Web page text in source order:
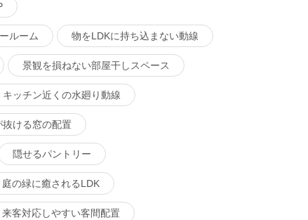
ルーム 物をLDKに持ち込まない動線
景観を損ねない部屋干しスペース
キッチン近くの水廻り動線
抜ける窓の配置
隠せるパントリー
庭の緑に癒されるLDK
来客対応しやすい客間配置